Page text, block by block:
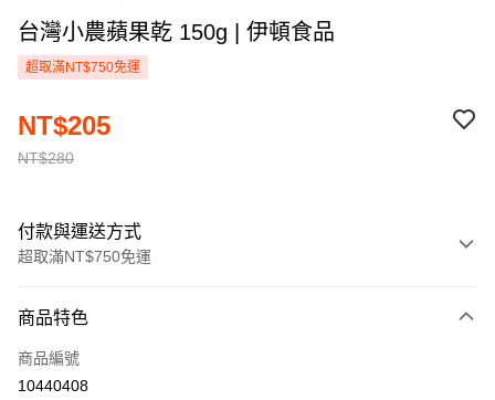
台灣小農蘋果乾 150g | 伊頓食品
超取滿NT$750免運
NT$280
NT$205
付款與運送方式
超取滿NT$750免運
信用卡一次付款
超商取貨付款
商品特色
商品編號
10440408